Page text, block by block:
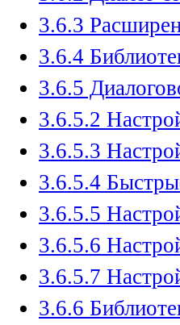
3.6.3
3.6.4
3.6.5
3.6.5.2
3.6.5.3
3.6.5.4
3.6.5.5
3.6.5.6
3.6.5.7
3.6.6